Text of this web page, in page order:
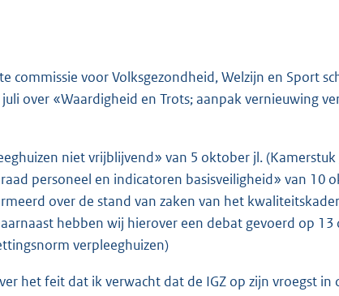
commissie voor Volksgezondheid, Welzijn en Sport
over «Waardigheid en Trots; aanpak vernieuwing
niet vrijblijvend» van 5 oktober jl. (Kamerstuk
personeel en indicatoren basisveiligheid» van 10
over de stand van zaken van het
hebben wij hierover een debat gevoerd op
verpleeghuizen)
het feit dat ik verwacht dat de IGZ op zijn vroegst